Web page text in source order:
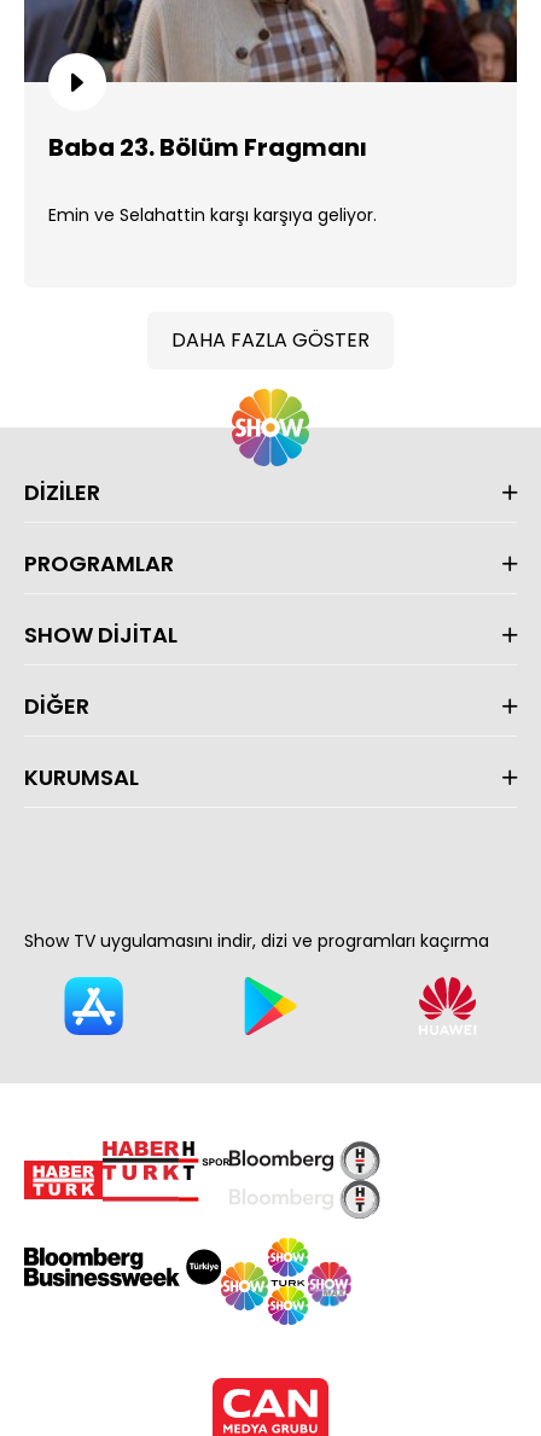
Baba 23. Bölüm Fragmanı
Emin ve Selahattin karşı karşıya geliyor.
DAHA FAZLA GÖSTER
DİZİLER
PROGRAMLAR
SHOW DİJİTAL
DİĞER
KURUMSAL
Show TV uygulamasını indir, dizi ve programları kaçırma